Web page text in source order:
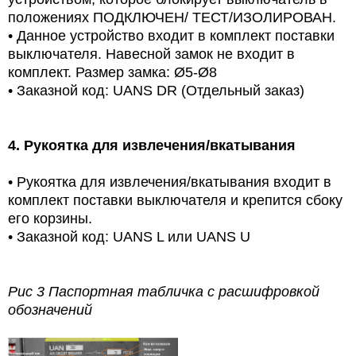
положениях ПОДКЛЮЧЕН/ ТЕСТ/ИЗОЛИРОВАН.
• Данное устройство входит в комплект поставки
выключателя. Навесной замок не входит в
комплект. Размер замка: Ø5-Ø8
• Заказной код: UANS DR (Отдельный заказ)
4. Рукоятка для извлечения/вкатывания
• Рукоятка для извлечения/вкатывания входит в
комплект поставки выключателя и крепится сбоку
его корзины.
• Заказной код: UANS L или UANS U
Рис 3 Паспортная табличка с расшифровкой
обозначений